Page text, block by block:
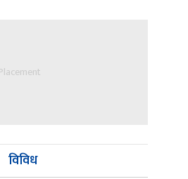
विविध